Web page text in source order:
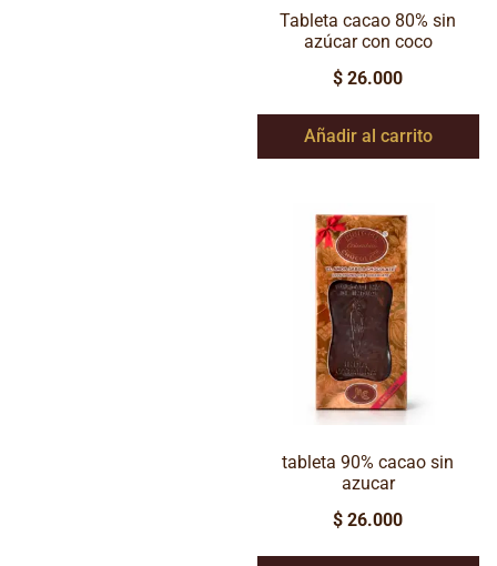
Tableta cacao 80% sin
azúcar con coco
$ 26.000
Añadir al carrito
tableta 90% cacao sin
azucar
$ 26.000